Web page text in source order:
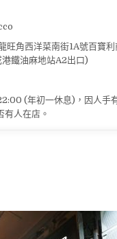
旺角西洋菜南街1A號百寶
鐵油麻地站A2出口)
(年初一休息)，因人手
有人在店。